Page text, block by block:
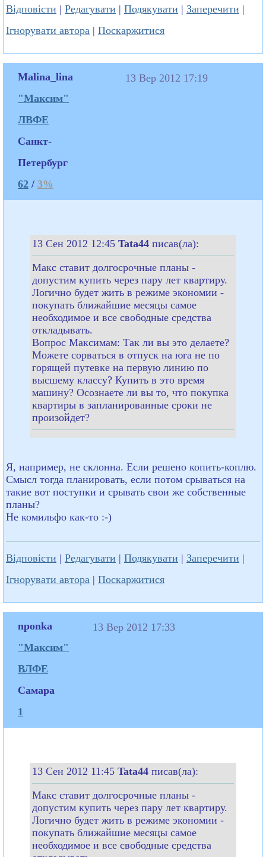
Відповісти | Редагувати | Подякувати | Заперечити |
Ігнорувати автора | Поскаржитися
Malina_lina
"Максим"
ЛВФЕ
Санкт-
Петербург
62 / 3%
13 Вер 2012 17:19
13 Сен 2012 12:45 Tata44 писав(ла):
Макс ставит долгосрочные планы -
допустим купить через пару лет квартиру.
Логично будет жить в режиме экономии -
покупать ближайшие месяцы самое
необходимое и все свободные средства
откладывать.
Вопрос Максимам: Так ли вы это делаете?
Можете сорваться в отпуск на юга не по
горящей путевке на первую линию по
высшему классу? Купить в это время
машину? Осознаете ли вы то, что покупка
квартиры в запланированные сроки не
произойдет?
Я, например, не склонна. Если решено копить-коплю.
Смысл тогда планировать, если потом срываться на
такие вот поступки и срывать свои же собственные
планы?
Не комильфо как-то :-)
Відповісти | Редагувати | Подякувати | Заперечити |
Ігнорувати автора | Поскаржитися
nponka
"Максим"
ВЛФЕ
Самара
1
13 Вер 2012 17:33
13 Сен 2012 11:45 Tata44 писав(ла):
Макс ставит долгосрочные планы -
допустим купить через пару лет квартиру.
Логично будет жить в режиме экономии -
покупать ближайшие месяцы самое
необходимое и все свободные средства